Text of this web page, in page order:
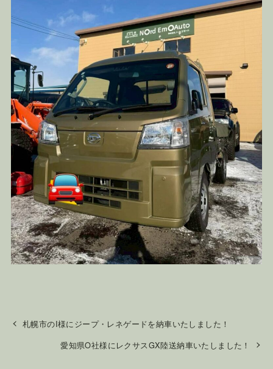
札幌市のI様にジープ・レネゲードを納車いたしました！
愛知県O社様にレクサスGX陸送納車いたしました！